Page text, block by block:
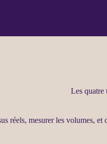
Les quatre
réels, mesurer les volumes, et